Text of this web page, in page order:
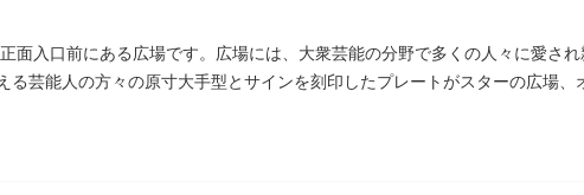
面入口前にある広場です。広場には、大衆芸能の分野で多くの人々に愛され
る芸能人の方々の原寸大手型とサインを刻印したプレートがスターの広場、